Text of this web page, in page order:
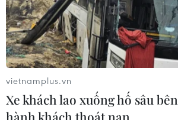
vietnamplus.vn
Xe khách lao xuống hố sâu
hành khách thoát nạn